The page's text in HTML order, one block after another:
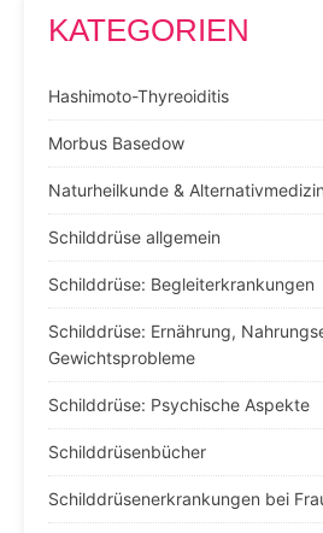
KATEGORIEN
Hashimoto-Thyreoiditis
Morbus Basedow
Naturheilkunde & Alternativmedizin
Schilddrüse allgemein
Schilddrüse: Begleiterkrankungen
Schilddrüse: Ernährung,
Gewichtsprobleme
Schilddrüse: Psychische Aspekte
Schilddrüsenbücher
Schilddrüsenerkrankungen bei